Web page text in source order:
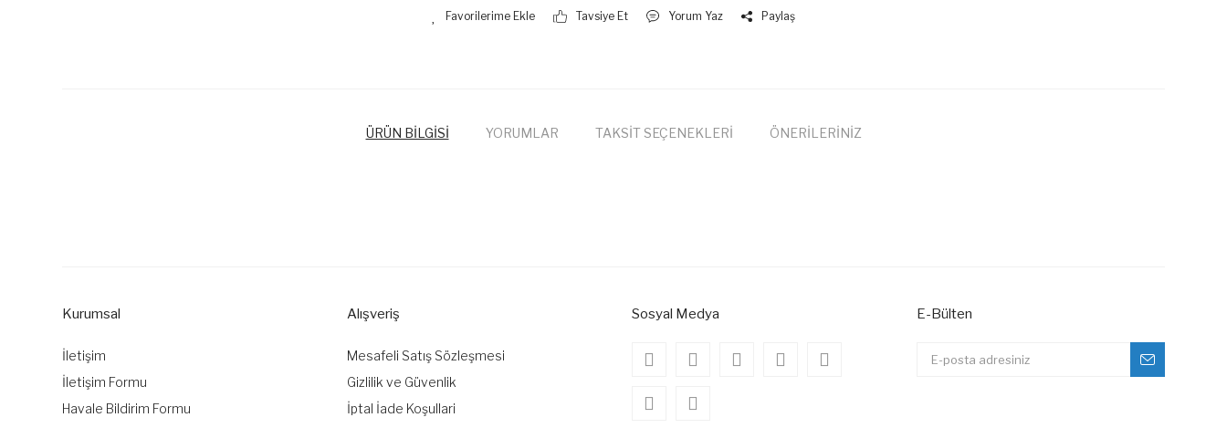
Tavsiye Et Yorum Yaz Paylaş
ÜRÜN BİLGİSİ YORUMLAR TAKSİT SEÇENEKLERİ ÖNERİLERİNİZ
Ürün bilgilerinde hatalar bulunuyor.
Bu ürüne benzer farklı alternatifler olmalı.
Kurumsal
İletişim
İletişim Formu
Havale Bildirim Formu
Alışveriş
Mesafeli Satış Sözleşmesi
Gizlilik ve Güvenlik
İptal İade Koşullari
Sosyal Medya E-Bülten